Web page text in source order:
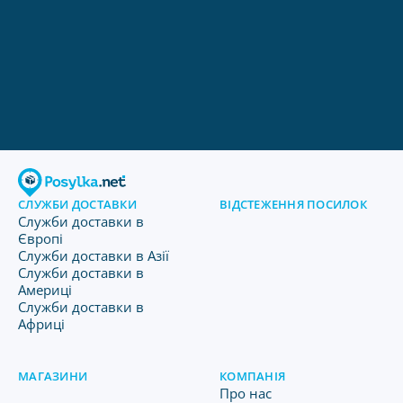
СЛУЖБИ ДОСТАВКИ
Служби доставки в
Європі
Служби доставки в Азії
Служби доставки в
Америці
Служби доставки в
Африці
ВІДСТЕЖЕННЯ ПОСИЛОК
МАГАЗИНИ КОМПАНІЯ
Про нас